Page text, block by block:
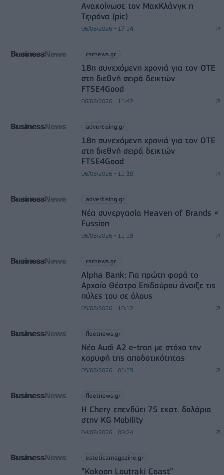
Ανακοίνωσε τον ΜακΚλάνγκ η
Τζιρόνα (pic)
06/08/2026 - 17:14
csrnews.gr
18η συνεχόμενη χρονιά για τον ΟΤΕ
στη διεθνή σειρά δεικτών
FTSE4Good
06/08/2026 - 11:42
advertising.gr
18η συνεχόμενη χρονιά για τον ΟΤΕ
στη διεθνή σειρά δεικτών
FTSE4Good
06/08/2026 - 11:39
advertising.gr
Νέα συνεργασία Heaven of Brands ×
Fussion
06/08/2026 - 11:19
csrnews.gr
Alpha Bank: Για πρώτη φορά το
Αρχαίο Θέατρο Επιδαύρου άνοιξε τις
πύλες του σε όλους
05/08/2026 - 10:12
fleetnews.gr
Νέο Audi A2 e-tron με στόχο την
κορυφή της αποδοτικότητας
05/08/2026 - 05:39
fleetnews.gr
Η Chery επενδύει 75 εκατ. δολάρια
στην KG Mobility
04/08/2026 - 09:24
esteticamagazine.gr
“Kokoon Loutraki Coast”